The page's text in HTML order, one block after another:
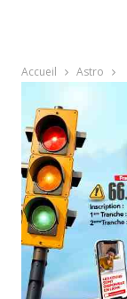
Accueil Astro